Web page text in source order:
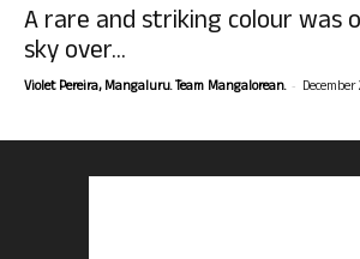
A rare and striking colour was
sky over...
Violet Pereira, Mangaluru. Team Mangalorean. - December